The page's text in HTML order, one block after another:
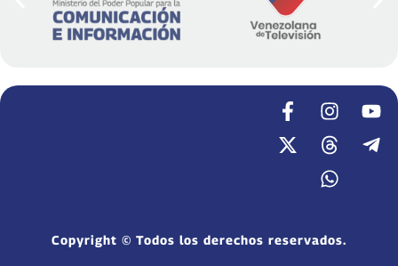
Copyright © Todos los derechos reservados.